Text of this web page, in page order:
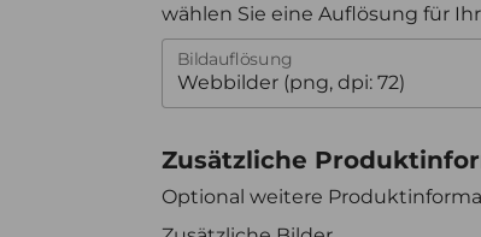
wählen Sie eine Auflösung für
Bildauflösung
Zusätzliche
Optional weitere